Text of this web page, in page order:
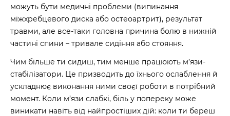
можуть бути медичні проблеми (випинання
міжхребцевого диска або остеоартрит), результат
травми, але все-таки головна причина болю в нижній
частині спини – тривале сидіння або стояння.
Чим більше ти сидиш, тим менше працюють м’язи-
стабілізатори. Це призводить до їхнього ослаблення й
ускладнює виконання ними своєї роботи в потрібний
момент. Коли м’язи слабкі, біль у попереку може
виникати навіть від найпростіших дій: коли ти береш